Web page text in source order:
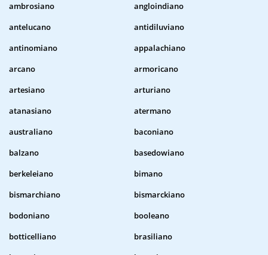
ambrosiano
angloindiano
antelucano
antidiluviano
antinomiano
appalachiano
arcano
armoricano
artesiano
arturiano
atanasiano
atermano
australiano
baconiano
balzano
basedowiano
berkeleiano
bimano
bismarchiano
bismarckiano
bodoniano
booleano
botticelliano
brasiliano